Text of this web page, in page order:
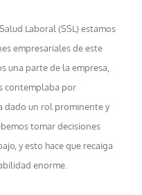
Laboral (SSL) estamos
empresariales de este
una parte de la empresa,
contemplaba por
dado un rol prominente y
tomar decisiones
y esto hace que recaiga
enorme.